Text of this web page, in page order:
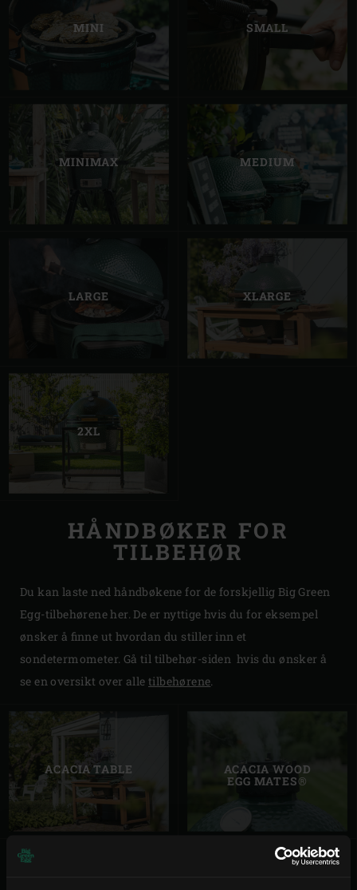
MINI SMALL
MINIMAX MEDIUM
LARGE XLARGE
2XL
HÅNDBØKER FOR
TILBEHØR
Du kan laste ned håndbøkene for de forskjellig Big Green
Egg-tilbehørene her. De er nyttige hvis du for eksempel
ønsker å finne ut hvordan du stiller inn et
sondetermometer. Gå til tilbehør-siden hvis du ønsker å
se en oversikt over alle tilbehørene
ACACIA TABLE ACACIA WOOD
EGG MATES®